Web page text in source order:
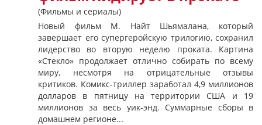
(Фильмы и сериалы)
Новый фильм М. Найт Шьямалана, который
завершает его супергеройскую трилогию, сохранил
лидерство во вторую неделю проката. Картина
«Стекло» продолжает отлично собирать по всему
миру, несмотря на отрицательные отзывы
критиков. Комикс-триллер заработал 4,9 миллионов
долларов в пятницу на территории США и 19
миллионов за весь уик-энд. Суммарные сборы в
домашнем регионе...